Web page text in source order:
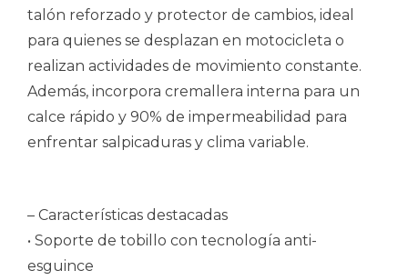
talón reforzado y protector de cambios, ideal
para quienes se desplazan en motocicleta o
realizan actividades de movimiento constante.
Además, incorpora cremallera interna para un
calce rápido y 90% de impermeabilidad para
enfrentar salpicaduras y clima variable.
– Características destacadas
• Soporte de tobillo con tecnología anti-
esguince